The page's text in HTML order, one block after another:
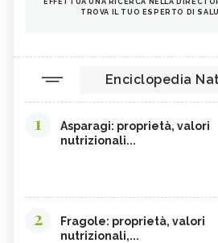
TROVA IL TUO ESPERTO DI
Enciclopedia
1
Asparagi: proprietà, valori
nutrizionali...
2
Fragole: proprietà, valori
nutrizionali,...